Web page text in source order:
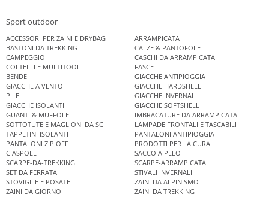
Sport outdoor
ACCESSORI PER ZAINI E DRYBAG
ARRAMPICATA
BASTONI DA TREKKING
CALZE & PANTOFOLE
CAMPEGGIO
CASCHI DA ARRAMPICATA
COLTELLI E MULTITOOL
FASCE
BENDE
GIACCHE ANTIPIOGGIA
GIACCHE A VENTO
GIACCHE HARDSHELL
PILE
GIACCHE INVERNALI
GIACCHE ISOLANTI
GIACCHE SOFTSHELL
GUANTI & MUFFOLE
IMBRACATURE DA ARRAMPICATA
SOTTOTUTE E MAGLIONI DA SCI
LAMPADE FRONTALI E TASCABILI
TAPPETINI ISOLANTI
PANTALONI ANTIPIOGGIA
PANTALONI ZIP OFF
PRODOTTI PER LA CURA
CIASPOLE
SACCO A PELO
SCARPE-DA-TREKKING
SCARPE-ARRAMPICATA
SET DA FERRATA
STIVALI INVERNALI
STOVIGLIE E POSATE
ZAINI DA ALPINISMO
ZAINI DA GIORNO
ZAINI DA TREKKING